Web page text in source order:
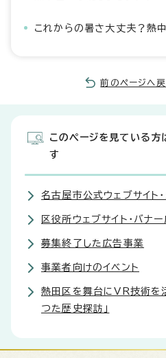
これからの暑さ大丈夫？熱
前のページへ戻
このページを見ている方
す
名古屋市公式ウェブサイト
区役所ウェブサイト・バナ
募集終了した広告事業
事業者向けのイベント
熱田区を舞台にVR技術を
つた歴史探訪」